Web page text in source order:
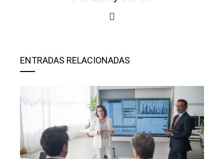
ENTRADAS RELACIONADAS